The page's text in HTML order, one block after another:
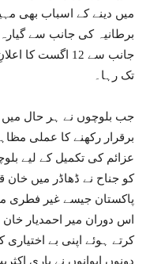
میں دینے کے اسباب بھی
جانب سے 12
تک رہا۔
جب بلوچوں نے ہر حال
برقرار رکھنے کا عملی
کو جناح نے ڈھاڈر میں
پاکستان جیسے غیر فطری
اس دوران میر احمدیار
کرتے ہوئے اپنی بے
دونوں ایوانوں نے باری